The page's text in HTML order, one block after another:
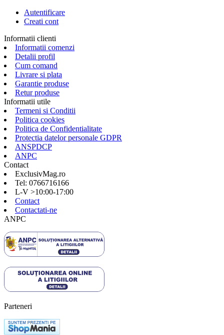
Autentificare
Creati cont
Informatii clienti
Informatii comenzi
Detalii profil
Cum comand
Livrare si plata
Garantie produse
Retur produse
Informatii utile
Termeni si Conditii
Politica cookies
Politica de Confidentialitate
Protectia datelor personale GDPR
ANSPDCP
ANPC
Contact
ExclusivMag.ro
Tel: 0766716166
L-V >10:00-17:00
Contact
Contactati-ne
ANPC
Parteneri